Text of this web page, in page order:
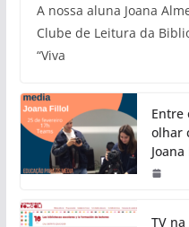
A nossa aluna Joana
Clube de Leitura da
“Viva
Entre
olhar
TV